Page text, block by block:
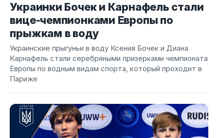
Украинки Бочек и Карнафель стали
вице-чемпионками Европы по
прыжкам в воду
Украинские прыгуньи в воду Ксения Бочек и Диана
Карнафель стали серебряными призерками чемпионата
Европы по водным видам спорта, который проходит в
Париже